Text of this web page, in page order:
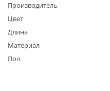
Производитель
Цвет
Длина
Материал
Пол